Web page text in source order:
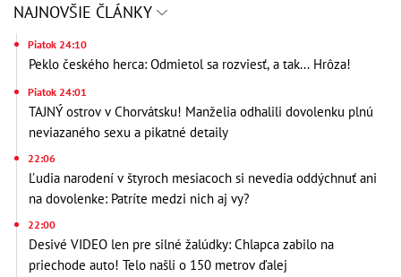
NAJNOVŠIE ČLÁNKY
Piatok 24:10
Peklo českého herca: Odmietol sa rozviesť, a tak... Hrôza!
Piatok 24:01
TAJNÝ ostrov v Chorvátsku! Manželia odhalili dovolenku plnú
neviazaného sexu a pikatné detaily
22:06
Ľudia narodení v štyroch mesiacoch si nevedia oddýchnuť ani
na dovolenke: Patríte medzi nich aj vy?
22:00
Desivé VIDEO len pre silné žalúdky: Chlapca zabilo na
priechode auto! Telo našli o 150 metrov ďalej